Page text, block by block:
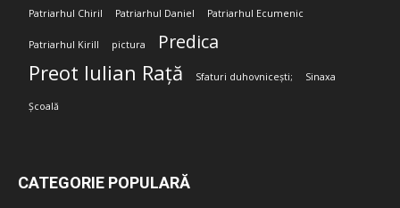
Patriarhul Chiril Patriarhul Daniel Patriarhul Ecumenic
Patriarhul Kirill pictura Predica
Preot Iulian Rață Sfaturi duhovnicești; Sinaxa
Școală
CATEGORIE POPULARĂ